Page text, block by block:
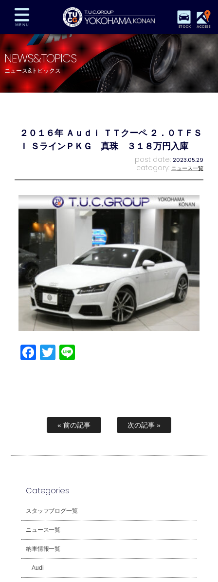
STOCK ACCESS
在庫車両情報 保証&サービス パーツリスト
TUCとは？ 店舗情報 アクセスマップ
全国納車 特別作業 注文販売
プライバシーポリシー スタッフblog 納車blog
NEWS&TOPICS
ニュース&トピックス
２０１６年 Ａｕｄｉ ＴＴクーペ ２．０ＴＦＳ
Ｉ ＳラインＰＫＧ 真珠 ３１８万円入庫
post date: 2023.05.29
category: ニュース一覧
Facebook
Twitter
« 前の記事 次の記事 »
Categories
スタッフブログ一覧
ニュース一覧
納車情報一覧
Audi